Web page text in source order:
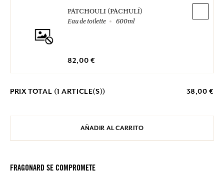
PATCHOULI (PACHULÍ)
Eau de toilette
600ml
82,00 €
PRIX TOTAL (1 ARTICLE(S)) 38,00 €
AÑADIR AL CARRITO
FRAGONARD SE COMPROMETE